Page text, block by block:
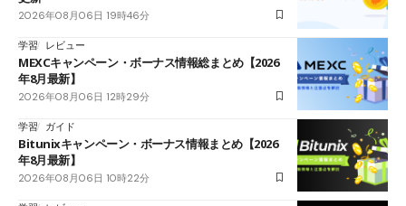
2026年08月06日 19時46分
学習 レビュー
MEXCキャンペーン・ボーナス情報総まとめ【2026
年8月最新】
2026年08月06日 12時29分
学習 ガイド
Bitunixキャンペーン・ボーナス情報まとめ【2026
年8月最新】
2026年08月06日 10時22分